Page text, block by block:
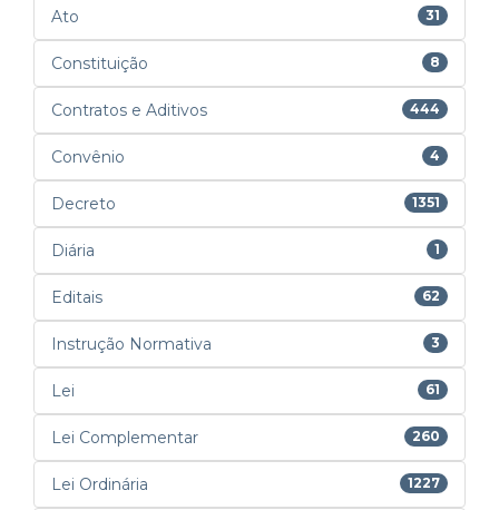
Ato 31
Constituição 8
Contratos e Aditivos 444
Convênio 4
Decreto 1351
Diária 1
Editais 62
Instrução Normativa 3
Lei 61
Lei Complementar 260
Lei Ordinária 1227